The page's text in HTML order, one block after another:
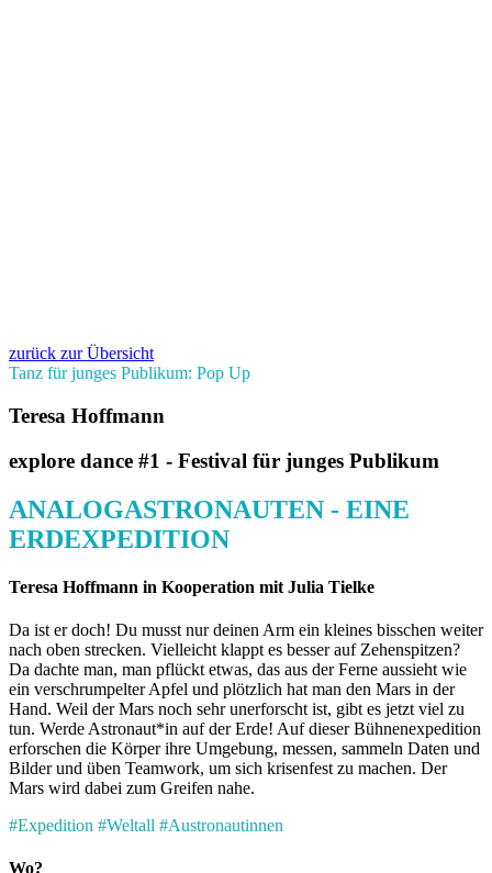
zurück zur Übersicht
Tanz für junges Publikum: Pop Up
Teresa Hoffmann
explore dance #1 - Festival für junges Publikum
ANALOGASTRONAUTEN - EINE
ERDEXPEDITION
Teresa Hoffmann in Kooperation mit Julia Tielke
Da ist er doch! Du musst nur deinen Arm ein kleines bisschen weiter
nach oben strecken. Vielleicht klappt es besser auf Zehenspitzen?
Da dachte man, man pflückt etwas, das aus der Ferne aussieht wie
ein verschrumpelter Apfel und plötzlich hat man den Mars in der
Hand. Weil der Mars noch sehr unerforscht ist, gibt es jetzt viel zu
tun. Werde Astronaut*in auf der Erde! Auf dieser Bühnenexpedition
erforschen die Körper ihre Umgebung, messen, sammeln Daten und
Bilder und üben Teamwork, um sich krisenfest zu machen. Der
Mars wird dabei zum Greifen nahe.
#Expedition #Weltall #Austronautinnen
Wo?